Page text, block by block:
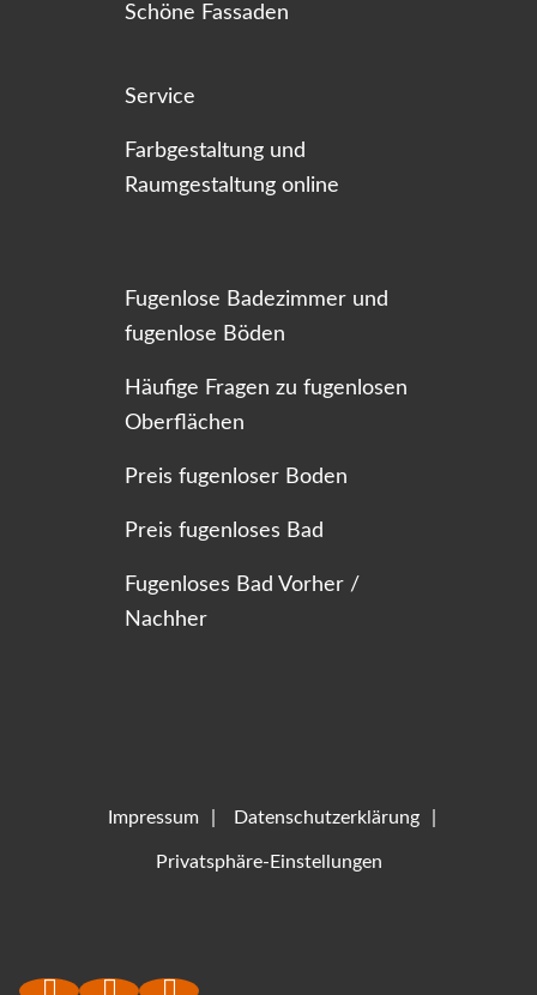
Schöne Fassaden
Service
Farbgestaltung und
Raumgestaltung online
Fugenlose Badezimmer und
fugenlose Böden
Häufige Fragen zu fugenlosen
Oberflächen
Preis fugenloser Boden
Preis fugenloses Bad
Fugenloses Bad Vorher /
Nachher
Impressum Datenschutzerklärung
Privatsphäre-Einstellungen